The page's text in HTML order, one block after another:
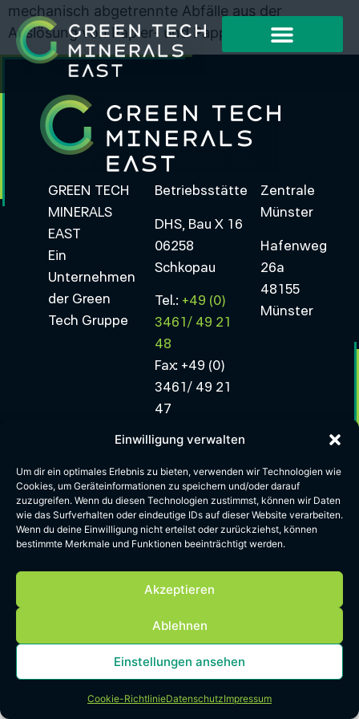
Einwilligung verwalten
Um dir ein optimales Erlebnis zu bieten, verwenden wir Technologien wie
Cookies, um Geräteinformationen zu speichern und/oder darauf
zuzugreifen. Wenn du diesen Technologien zustimmst, können wir Daten
wie das Surfverhalten oder eindeutige IDs auf dieser Website verarbeiten.
Wenn du deine Einwilligung nicht erteilst oder zurückziehst, können
bestimmte Merkmale und Funktionen beeinträchtigt werden.
Akzeptieren
Ablehnen
Einstellungen ansehen
Cookie-RichtlinieDatenschutzImpressum
mechanisch abgetrennte Abfälle aus der
Auslösung von Papier- und Pappabfällen
GREEN TECH
MINERALS
EAST
Ein
Unternehmen
der Green
Tech Gruppe
Betriebsstätte
DHS, Bau X 16
06258
Schkopau
Tel.: +49 (0)
3461/ 49 21
48
Fax: +49 (0)
3461/ 49 21
47
info.minerals-
east@greentech.nrw
Zentrale
Münster
Hafenweg
26a
48155
Münster
ImpressumDatenschutzCookie RichtlinienAGB